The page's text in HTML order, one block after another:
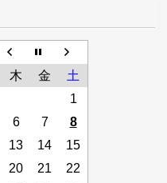
木 金
土
1
6 7
8
13 14
15
20 21
22